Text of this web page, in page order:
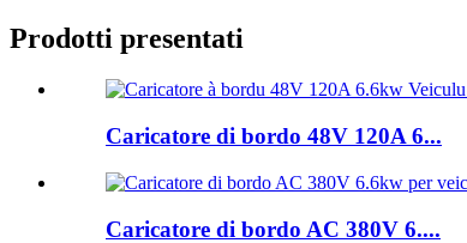
Prodotti presentati
Caricatore di bordo 48V 120A 6...
Caricatore di bordo AC 380V 6....